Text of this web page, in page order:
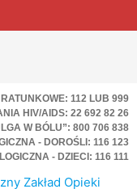
RATUNKOWE: 112 LUB 999
HIV/AIDS: 22 692 82 26
W BÓLU”: 800 706 838
- DOROŚLI: 116 123
- DZIECI: 116 111
Zakład Opieki